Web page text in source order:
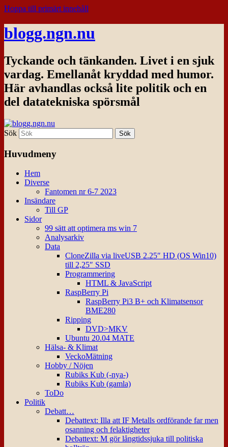
Hoppa till primärt innehåll
blogg.ngn.nu
Tyckande och tänkanden. Livet i en sjuk
vardag. Emellanåt kryddad med humor.
Här avhandlas också lite politik och en
del datatekniska spörsmål
Sök
Huvudmeny
Hem
Diverse
Fantomen nr 6-7 2023
Insändare
Till GP
Sidor
99 sätt att optimera ms win 7
Analysarkiv
Data
CloneZilla via liveUSB 2.25″ HD (OS Win10)
till 2,25″ SSD
Programmering
HTML & JavaScript
RaspBerry Pi
RaspBerry Pi3 B+ och Klimatsensor
BME280
Ripping
DVD>MKV
Ubuntu 20.04 MATE
Hälsa- & Klimat
VeckoMätning
Hobby / Nöjen
Rubiks Kub (-nya-)
Rubiks Kub (gamla)
ToDo
Politik
Debatt…
Debattext: Illa att IF Metalls ordförande far men
osanning och felaktigheter
Debattext: M gör långtidssjuka till politiska